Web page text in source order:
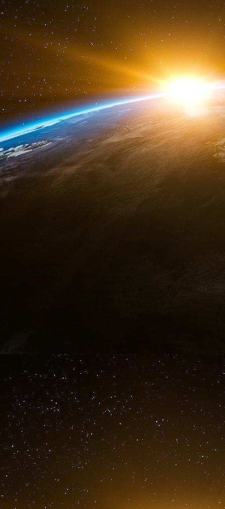
Mais une question subsiste : à qui seront
quel point ? Car si « nous serons tous
technologie est aussi le plus grand Big Brother
Source